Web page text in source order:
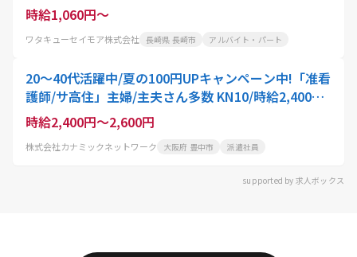
時給1,060円～
ワタキューセイモア株式会社 長崎県 長崎市 アルバイト・パート
20～40代活躍中/夏の100円UPキャンペーン中!「准看
護師/サ高住」主婦/主夫さん多数 KN10/時給2,400円
～/岡町駅近くのサービス付き高齢者向け住宅でバイ
タルチェック・医療補助 週2日～でOK 日勤のみ 最短
3日就業可能!
時給2,400円～2,600円
株式会社カナミックネットワーク 大阪府 豊中市 派遣社員
supported by 求人ボックス